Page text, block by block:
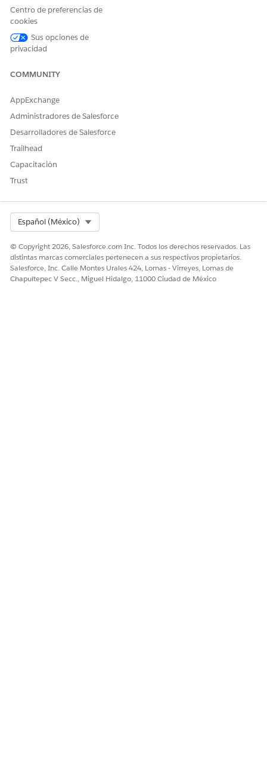
ampliar este flujo en Flow Builder para incluir lógica
personalizada, como aprobaciones de gestor automatizadas o
comprobaciones de inventario.
Esta plantilla utiliza una integración preconfigurada con Okta
configure sus credenciales de Okta. Para obtener más
información acerca de este conector externo, consulte
Centro de preferencias de
cookies
Sus opciones de
privacidad
COMMUNITY
AppExchange
Administradores de Salesforce
Desarrolladores de Salesforce
Trailhead
Capacitación
Trust
Español (México)
© Copyright 2026, Salesforce.com Inc. Todos los derechos reservados. Las
distintas marcas comerciales pertenecen a sus respectivos propietarios.
Salesforce, Inc. Calle Montes Urales 424, Lomas - Virreyes, Lomas de
Chapultepec V Secc., Miguel Hidalgo, 11000 Ciudad de México